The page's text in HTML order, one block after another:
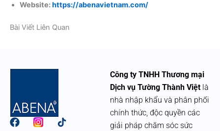
Website:https://abenavietnam.com/
Bài Viết Liên Quan
F
Công ty TNHH Thương mại
Dịch vụ Tường Thành Việtlà
nhà nhập khẩu và phân phối
chính thức, độc quyền các
giải pháp chăm sóc sức